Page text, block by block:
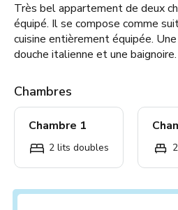
Très bel appartement de deux
équipé. Il se compose comme
cuisine entièrement équipée.
douche italienne et une
Chambres
Chambre 1
2 lits doubles